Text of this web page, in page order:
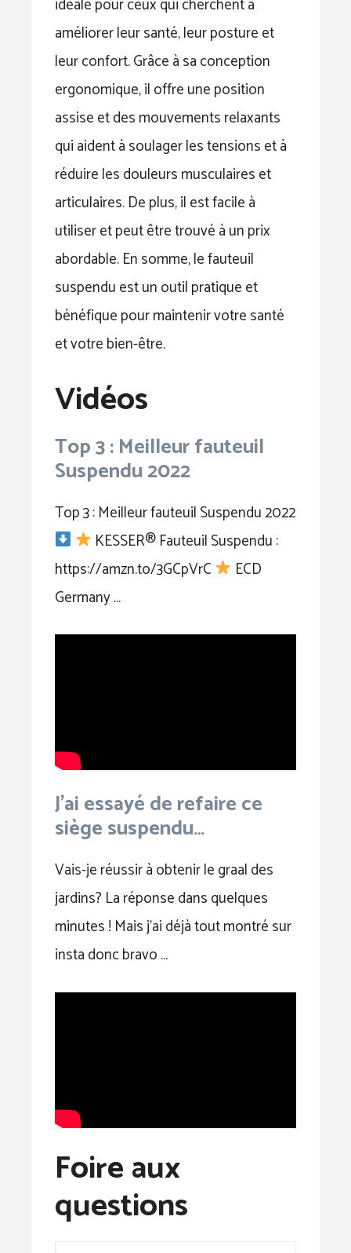
idéale pour ceux qui cherchent à
améliorer leur santé, leur posture et
leur confort. Grâce à sa conception
ergonomique, il offre une position
assise et des mouvements relaxants
qui aident à soulager les tensions et à
réduire les douleurs musculaires et
articulaires. De plus, il est facile à
utiliser et peut être trouvé à un prix
abordable. En somme, le fauteuil
suspendu est un outil pratique et
bénéfique pour maintenir votre santé
et votre bien-être.
Vidéos
Top 3 : Meilleur fauteuil
Suspendu 2022
Top 3 : Meilleur fauteuil Suspendu 2022
KESSER® Fauteuil Suspendu :
https://amzn.to/3GCpVrC
ECD
Germany …
J'ai essayé de refaire ce
siège suspendu…
Vais-je réussir à obtenir le graal des
jardins? La réponse dans quelques
minutes ! Mais j’ai déjà tout montré sur
insta donc bravo …
Foire aux
questions